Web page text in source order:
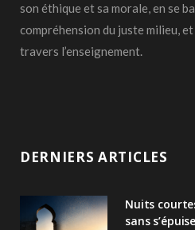
son éthique et sa morale, en se
compréhension du juste milieu,
travers l’enseignement.
DERNIERS ARTICLES
Nuits
sans